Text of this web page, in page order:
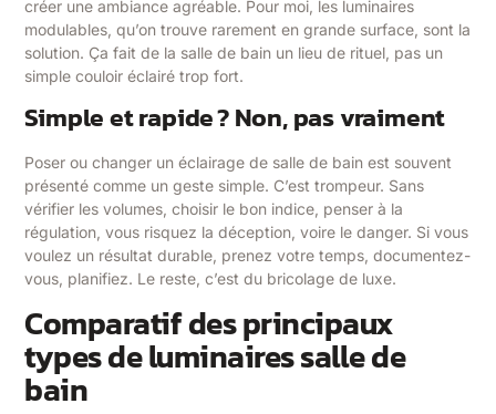
créer une ambiance agréable. Pour moi, les luminaires
modulables, qu’on trouve rarement en grande surface, sont la
solution. Ça fait de la salle de bain un lieu de rituel, pas un
simple couloir éclairé trop fort.
Simple et rapide ? Non, pas vraiment
Poser ou changer un éclairage de salle de bain est souvent
présenté comme un geste simple. C’est trompeur. Sans
vérifier les volumes, choisir le bon indice, penser à la
régulation, vous risquez la déception, voire le danger. Si vous
voulez un résultat durable, prenez votre temps, documentez-
vous, planifiez. Le reste, c’est du bricolage de luxe.
Comparatif des principaux
types de luminaires salle de
bain